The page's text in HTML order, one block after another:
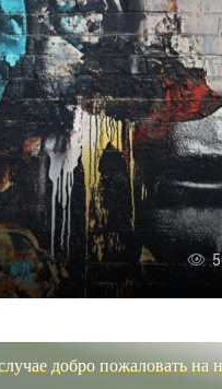
добро пожаловать на